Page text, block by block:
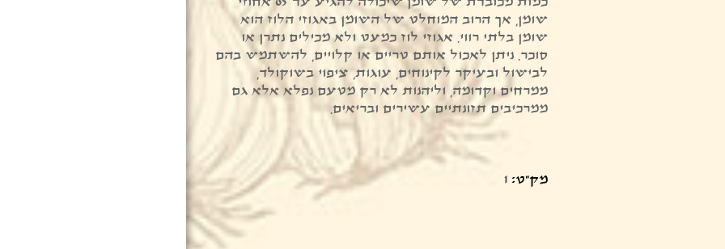
שומן, אך הרוב המוחלט של השומן באגוזי הלוז הוא
שומן בלתי רווי. אגוזי לוז כמעט ולא מכילים נתרן או
סוכר. ניתן לאכול אותם טריים או קלויים, להשתמש בהם
לבישול ובעיקר לקינוחים, עוגות, ציפוי בשוקולד,
ממרחים וקדומה, וליהנות לא רק מטעם נפלא אלא גם
ממרכיבים תזונתיים עשירים ובריאים.
מק"ט: 1